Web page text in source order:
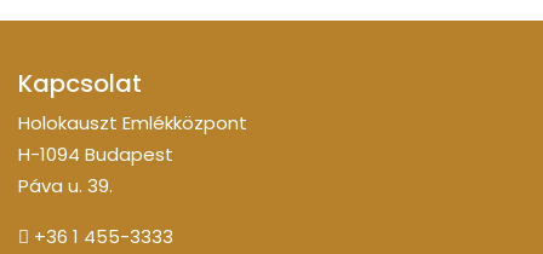
Kapcsolat
Holokauszt Emlékközpont
H-1094 Budapest
Páva u. 39.
+36 1 455-3333